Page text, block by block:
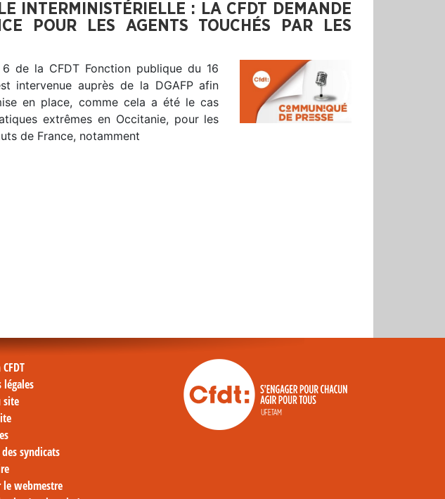
INTERMINISTÉRIELLE : LA CFDT DEMANDE
POUR LES AGENTS TOUCHÉS PAR LES
de la CFDT Fonction publique du 16
intervenue auprès de la DGAFP afin
en place, comme cela a été le cas
extrêmes en Occitanie, pour les
de France, notamment
site
syndicats
le webmestre